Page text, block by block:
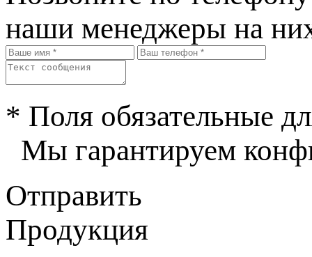
наши менеджеры на
* Поля обязательные
Мы гарантируем
Отправить
Продукция